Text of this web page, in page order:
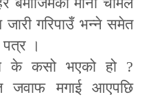
गरिपाउँ भन्ने समेत
पत्र ।
कसो भएको हो ?
जवाफ मगाई आएपछि